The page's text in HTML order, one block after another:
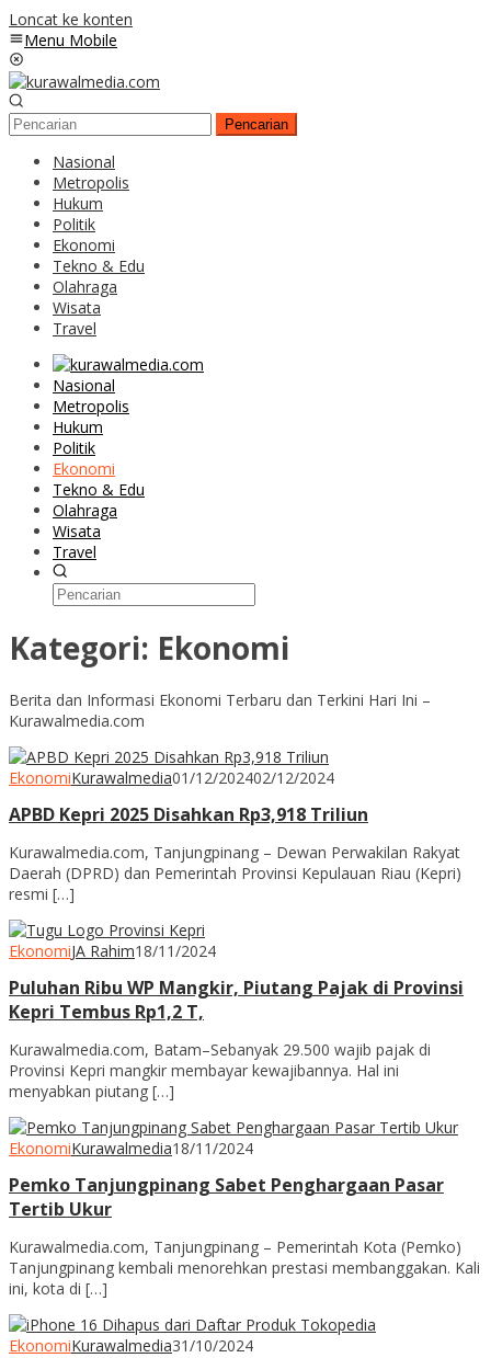
Loncat ke konten
Menu Mobile
Pencarian
Nasional
Metropolis
Hukum
Politik
Ekonomi
Tekno & Edu
Olahraga
Wisata
Travel
Nasional
Metropolis
Hukum
Politik
Ekonomi
Tekno & Edu
Olahraga
Wisata
Travel
Kategori: Ekonomi
Berita dan Informasi Ekonomi Terbaru dan Terkini Hari Ini –
Kurawalmedia.com
EkonomiKurawalmedia01/12/202402/12/2024
APBD Kepri 2025 Disahkan Rp3,918 Triliun
Kurawalmedia.com, Tanjungpinang – Dewan Perwakilan Rakyat
Daerah (DPRD) dan Pemerintah Provinsi Kepulauan Riau (Kepri)
resmi […]
EkonomiJA Rahim18/11/2024
Puluhan Ribu WP Mangkir, Piutang Pajak di Provinsi
Kepri Tembus Rp1,2 T,
Kurawalmedia.com, Batam–Sebanyak 29.500 wajib pajak di
Provinsi Kepri mangkir membayar kewajibannya. Hal ini
menyabkan piutang […]
EkonomiKurawalmedia18/11/2024
Pemko Tanjungpinang Sabet Penghargaan Pasar
Tertib Ukur
Kurawalmedia.com, Tanjungpinang – Pemerintah Kota (Pemko)
Tanjungpinang kembali menorehkan prestasi membanggakan. Kali
ini, kota di […]
EkonomiKurawalmedia31/10/2024